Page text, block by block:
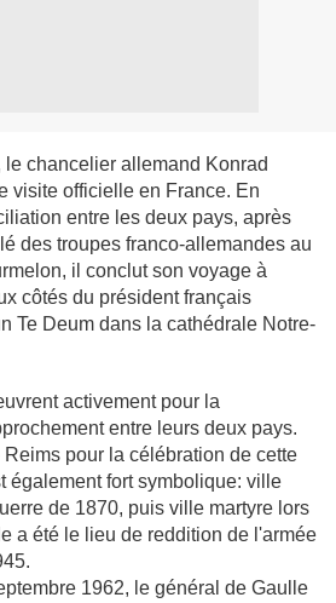
chancelier allemand Konrad
visite officielle en France. En
entre les deux pays, après
des troupes franco-allemandes au
il conclut son voyage à
côtés du président français
Te Deum dans la cathédrale Notre-
activement pour la
entre leurs deux pays.
pour la célébration de cette
également fort symbolique: ville
de 1870, puis ville martyre lors
a été le lieu de reddition de l'armée
1962, le général de Gaulle